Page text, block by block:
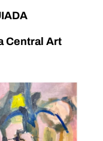
Central Art